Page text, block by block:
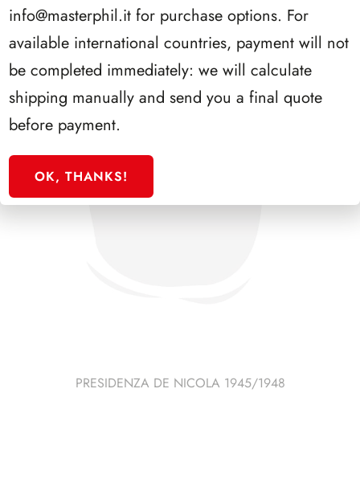
PRESIDENZA DE NICOLA 1945/1948
info@masterphil.it for purchase options. For
available international countries, payment will not
be completed immediately: we will calculate
shipping manually and send you a final quote
before payment.
OK, THANKS!